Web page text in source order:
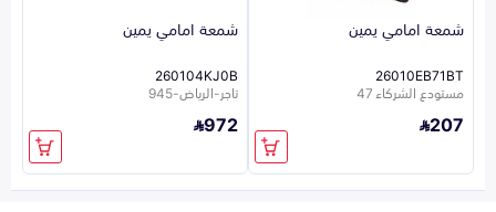
شمعة امامي يمين
26010EB71BT
مستودع الشركاء 47
207
شمعة امامي يمين
260104KJ0B
تاجر-الرياض-945
972